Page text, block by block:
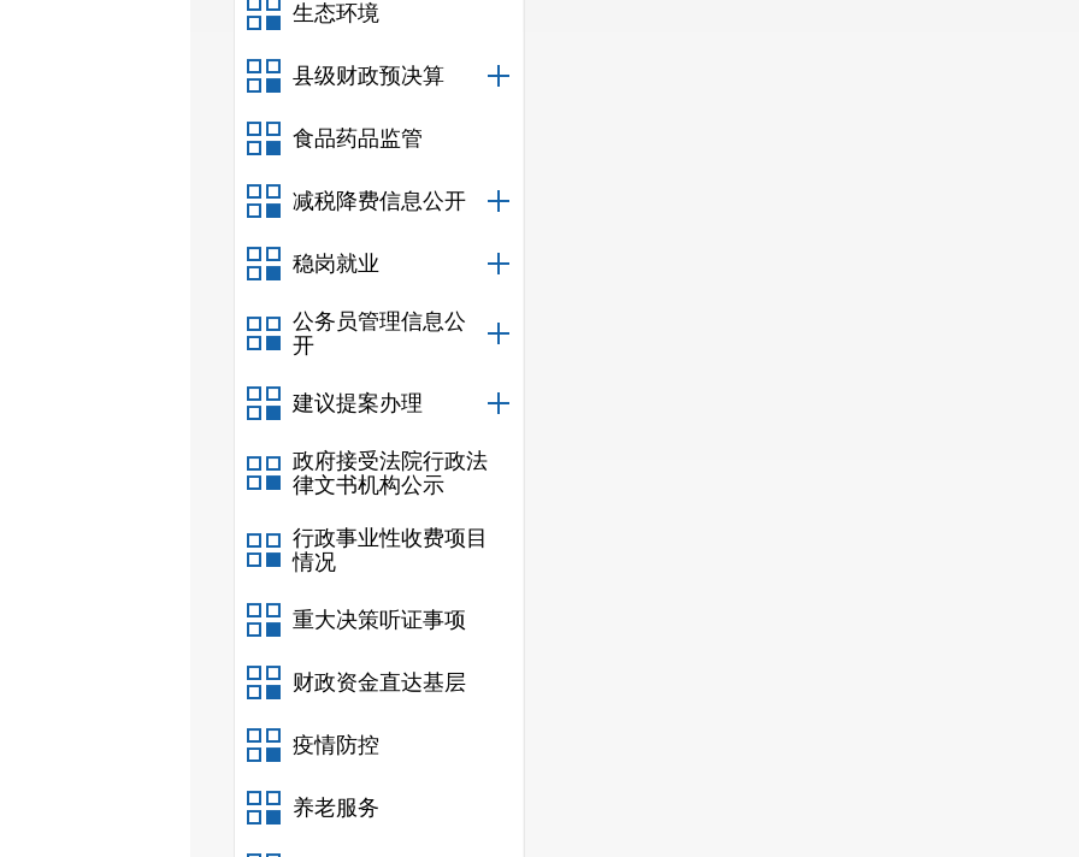
生态环境
县级财政预决算
食品药品监管
减税降费信息公开
稳岗就业
公务员管理信息公
开
建议提案办理
政府接受法院行政法
律文书机构公示
行政事业性收费项目
情况
重大决策听证事项
财政资金直达基层
疫情防控
养老服务